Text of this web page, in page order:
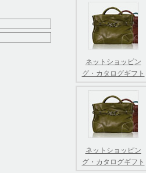
ネットショッピン
グ・カタログギフト
ネットショッピン
グ・カタログギフト